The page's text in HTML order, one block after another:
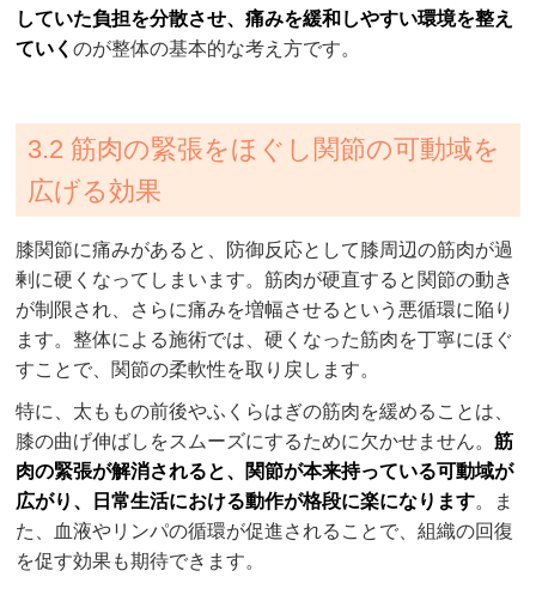
していた負担を分散させ、痛みを緩和しやすい環境を整え
ていくのが整体の基本的な考え方です。
3.2 筋肉の緊張をほぐし関節の可動域を
広げる効果
膝関節に痛みがあると、防御反応として膝周辺の筋肉が過
剰に硬くなってしまいます。筋肉が硬直すると関節の動き
が制限され、さらに痛みを増幅させるという悪循環に陥り
ます。整体による施術では、硬くなった筋肉を丁寧にほぐ
すことで、関節の柔軟性を取り戻します。
特に、太ももの前後やふくらはぎの筋肉を緩めることは、
膝の曲げ伸ばしをスムーズにするために欠かせません。筋
肉の緊張が解消されると、関節が本来持っている可動域が
広がり、日常生活における動作が格段に楽になります。ま
た、血液やリンパの循環が促進されることで、組織の回復
を促す効果も期待できます。